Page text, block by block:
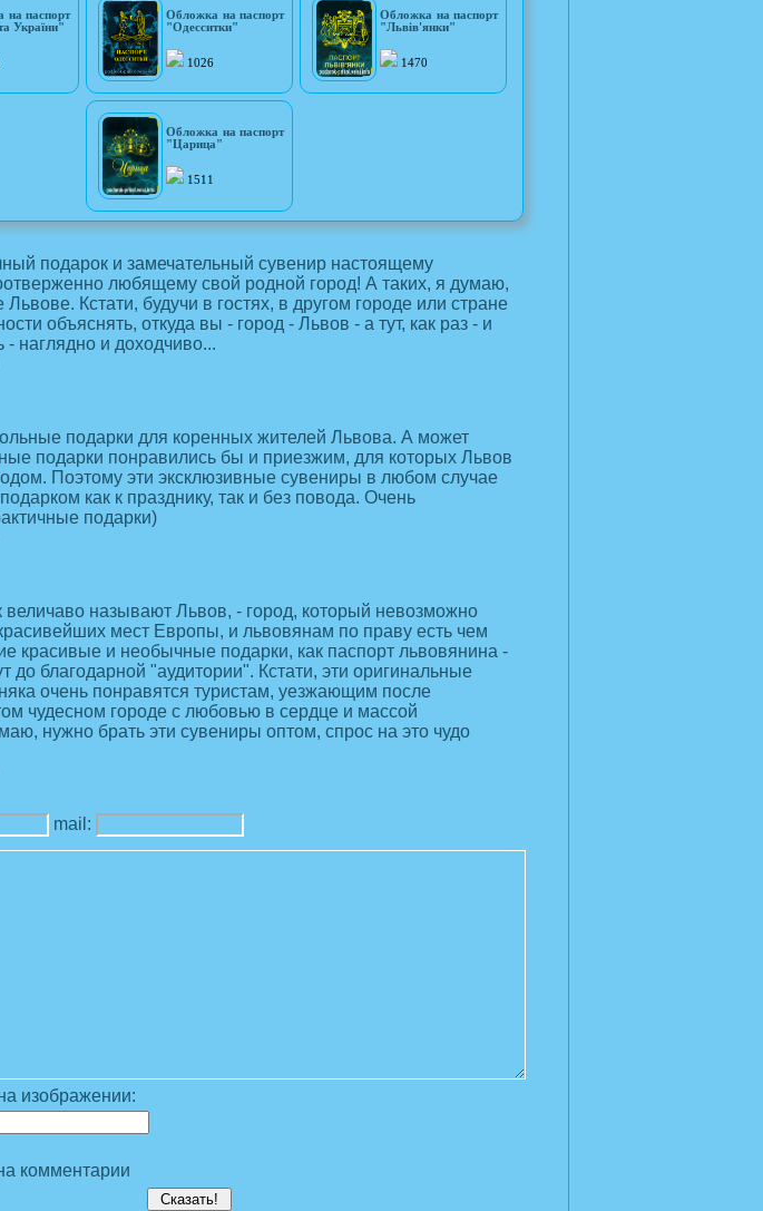
на паспорт
України"
Обложка на паспорт
"Одесситки"
1026
Обложка на паспорт
"Львів'янки"
1470
Обложка на паспорт
"Царица"
1511
подарок и замечательный сувенир настоящему
любящему свой родной город! А таких, я думаю,
Кстати, будучи в гостях, в другом городе или стране
объяснять, откуда вы - город - Львов - а тут, как раз - и
- наглядно и доходчиво...
подарки для коренных жителей Львова. А может
подарки понравились бы и приезжим, для которых Львов
Поэтому эти эксклюзивные сувениры в любом случае
как к празднику, так и без повода. Очень
подарки)
величаво называют Львов, - город, который невозможно
мест Европы, и львовянам по праву есть чем
красивые и необычные подарки, как паспорт львовянина -
до благодарной "аудитории". Кстати, эти оригинальные
очень понравятся туристам, уезжающим после
чудесном городе с любовью в сердце и массой
нужно брать эти сувениры оптом, спрос на это чудо
mail:
изображении:
комментарии